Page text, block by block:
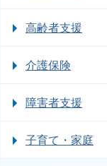
高齢者支援
介護保険
障害者支援
子育て・家庭